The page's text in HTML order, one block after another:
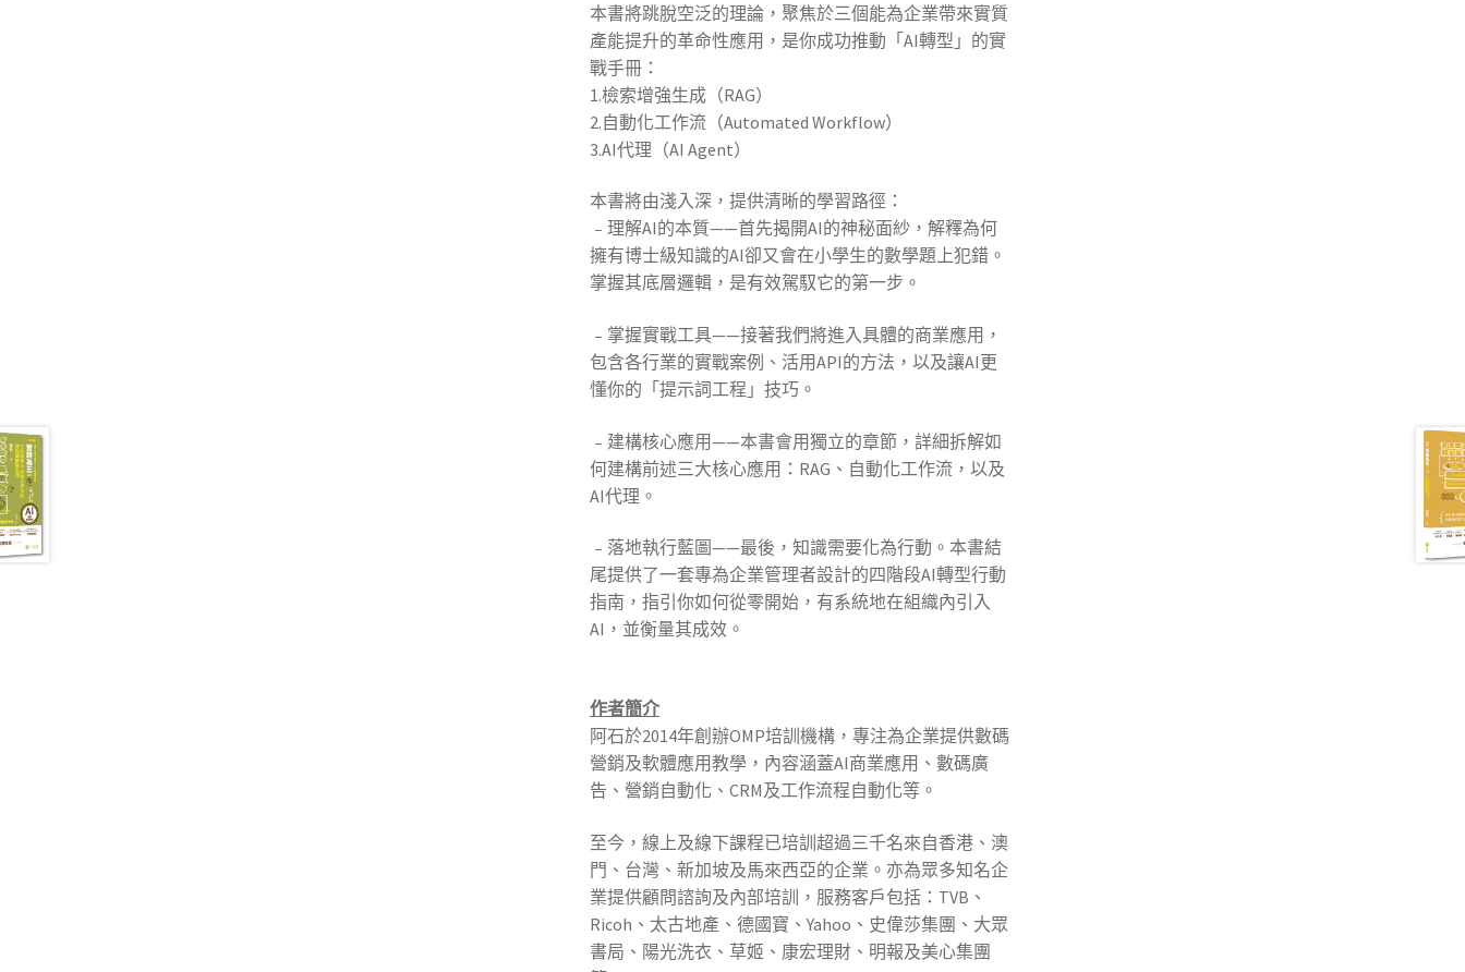
本書將跳脫空泛的理論，聚焦於三個能為企業帶來實質
產能提升的革命性應用，是你成功推動「AI轉型」的實
戰手冊：
1.檢索增強生成（RAG）
2.自動化工作流（Automated Workflow）
3.AI代理（AI Agent）
本書將由淺入深，提供清晰的學習路徑：
﹣理解AI的本質——首先揭開AI的神秘面紗，解釋為何
擁有博士級知識的AI卻又會在小學生的數學題上犯錯。
掌握其底層邏輯，是有效駕馭它的第一步。
﹣掌握實戰工具——接著我們將進入具體的商業應用，
包含各行業的實戰案例、活用API的方法，以及讓AI更
懂你的「提示詞工程」技巧。
﹣建構核心應用——本書會用獨立的章節，詳細拆解如
何建構前述三大核心應用：RAG、自動化工作流，以及
AI代理。
﹣落地執行藍圖——最後，知識需要化為行動。本書結
尾提供了一套專為企業管理者設計的四階段AI轉型行動
指南，指引你如何從零開始，有系統地在組織內引入
AI，並衡量其成效。
作者簡介
阿石於2014年創辦OMP培訓機構，專注為企業提供數碼
營銷及軟體應用教學，內容涵蓋AI商業應用、數碼廣
告、營銷自動化、CRM及工作流程自動化等。
至今，線上及線下課程已培訓超過三千名來自香港、澳
門、台灣、新加坡及馬來西亞的企業。亦為眾多知名企
業提供顧問諮詢及內部培訓，服務客戶包括：TVB、
Ricoh、太古地產、德國寶、Yahoo、史偉莎集團、大眾
書局、陽光洗衣、草姬、康宏理財、明報及美心集團